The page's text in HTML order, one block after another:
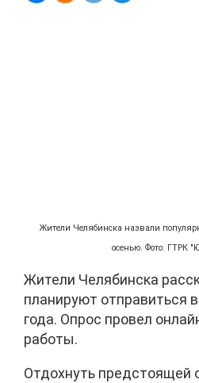
Жители Челябинска назвали
осенью. Фото: ГТРК
Жители Челябинска
планируют отправиться
года. Опрос провел
работы.
Отдохнуть предстоящей